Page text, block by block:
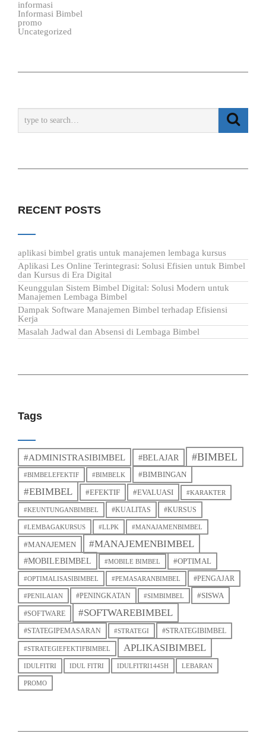
informasi
Informasi Bimbel
promo
Uncategorized
RECENT POSTS
aplikasi bimbel gratis untuk manajemen lembaga kursus
Aplikasi Les Online Terintegrasi: Solusi Efisien untuk Bimbel
dan Kursus di Era Digital
Keunggulan Sistem Bimbel Digital: Solusi Modern untuk
Manajemen Lembaga Bimbel
Dampak Software Manajemen Bimbel terhadap Efisiensi
Kerja
Masalah Jadwal dan Absensi di Lembaga Bimbel
Tags
#ADMINISTRASIBIMBEL #BELAJAR #BIMBEL
#BIMBELEFEKTIF #BIMBELK #BIMBINGAN
#EBIMBEL #EFEKTIF #EVALUASI #KARAKTER
#KEUNTUNGANBIMBEL #KUALITAS #KURSUS
#LEMBAGAKURSUS #LLPK #MANAJAMENBIMBEL
#MANAJEMEN #MANAJEMENBIMBEL
#MOBILEBIMBEL #MOBILE BIMBEL #OPTIMAL
#OPTIMALISASIBIMBEL #PEMASARANBIMBEL #PENGAJAR
#PENILAIAN #PENINGKATAN #SIMBIMBEL #SISWA
#SOFTWARE #SOFTWAREBIMBEL
#STATEGIPEMASARAN #STRATEGI #STRATEGIBIMBEL
#STRATEGIEFEKTIFBIMBEL APLIKASIBIMBEL
IDULFITRI IDUL FITRI IDULFITRI1445H LEBARAN
PROMO